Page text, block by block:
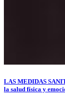
LAS MEDIDAS
la salud física y